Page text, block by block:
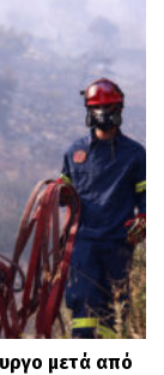
μετά από